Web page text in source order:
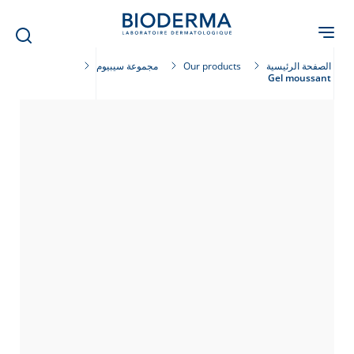
content
الصفحة الرئيسية Our products
مجموعة سيبيوم
Gel moussant